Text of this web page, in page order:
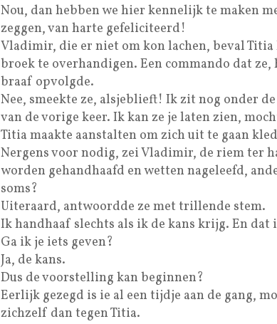
Nou, dan hebben we hier kennelijk te maken
zeggen, van harte gefeliciteerd!
Vladimir, die er niet om kon lachen, beval
broek te overhandigen. Een commando dat
braaf opvolgde.
Nee, smeekte ze, alsjeblieft! Ik zit nog onder
van de vorige keer. Ik kan ze je laten zien,
Titia maakte aanstalten om zich uit te gaan
Nergens voor nodig, zei Vladimir, de riem ter
worden gehandhaafd en wetten nageleefd,
soms?
Uiteraard, antwoordde ze met trillende stem.
Ik handhaaf slechts als ik de kans krijg. En dat
Ga ik je iets geven?
Ja, de kans.
Dus de voorstelling kan beginnen?
Eerlijk gezegd is ie al een tijdje aan de gang,
zichzelf dan tegen Titia.